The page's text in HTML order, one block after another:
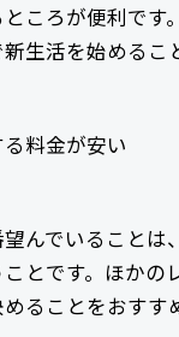
ころが便利です
生活を始めるこ
料金が安い
んでいることは
とです。ほかの
ることをおすす